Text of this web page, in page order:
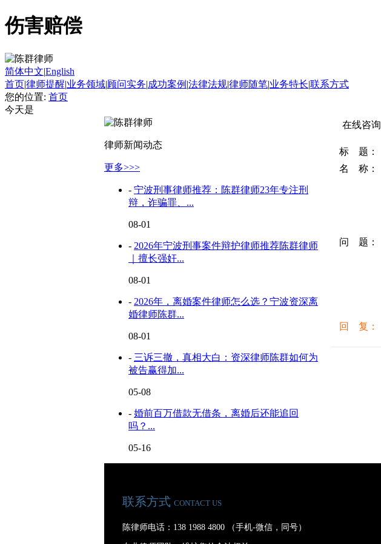
伤害赔偿
简体中文|English
首页|律师提醒|业务领域|顾问实务|成功案例 |法律法规|律师随笔|业务特长|联系方式
您的位置: 首页
今天是
律师新闻动态
更多>>>
- 宁波刑事律师推荐：陈群律师23年专注刑
辩，诈骗罪、...
08-01
- 2026年宁波刑事案件辩护律师推荐陈群律师
｜擅长强奸...
08-01
- 2026年，离婚案件律师怎么选？宁波资深离
婚律师陈群...
08-01
- 三诉三撤，真相大白：资深律师陈群如何为
被告赢得加...
05-08
- 婚前百万借款无借条，离婚后还能追回
吗？...
05-16
在线咨询
标 题：
名 称：
问 题：
回 复：
联系方式 CONTACT US
陈律师电话：138 1988 4800 （手机-微信，同号）